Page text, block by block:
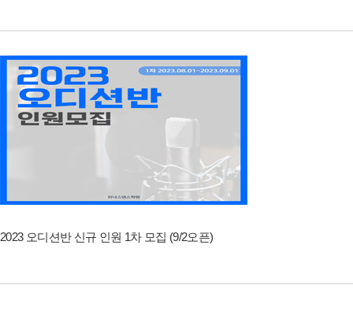
2023 오디션반 신규 인원 1차 모집 (9/2오픈)